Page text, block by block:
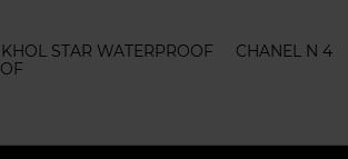
STAR WATERPROOF CHANEL N 4